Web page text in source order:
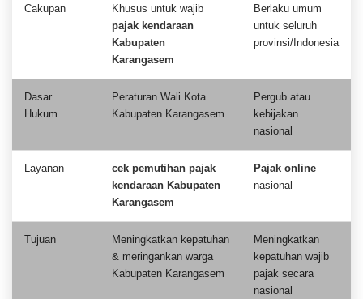
Cakupan
Khusus untuk wajib
pajak kendaraan
Kabupaten
Karangasem
Berlaku umum
untuk seluruh
provinsi/Indonesia
Dasar
Hukum
Peraturan Wali Kota
Kabupaten Karangasem
Pergub atau
kebijakan
nasional
Layanan
cek pemutihan pajak
kendaraan Kabupaten
Karangasem
Pajak online
nasional
Tujuan
Meningkatkan kepatuhan
& meringankan warga
Kabupaten Karangasem
Meningkatkan
kepatuhan wajib
pajak secara
nasional